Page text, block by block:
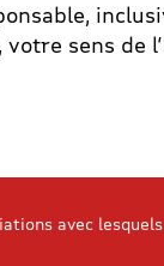
sens de
avec